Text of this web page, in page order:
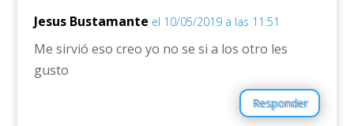
Jesus Bustamante el 10/05/2019 a las 11:51
Me sirvió eso creo yo no se si a los otro les
gusto
Responder